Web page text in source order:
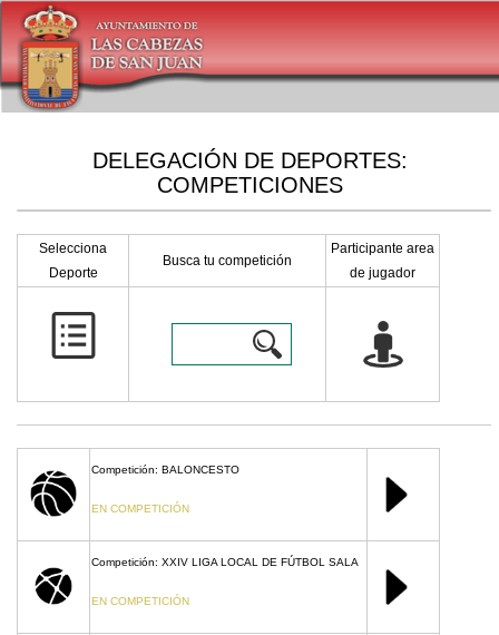
DELEGACIÓN DE DEPORTES:
COMPETICIONES
Selecciona
Deporte
Busca tu competición
Participante area
de jugador
Competición: BALONCESTO
EN COMPETICIÓN
Competición: XXIV LIGA LOCAL DE FÚTBOL SALA
EN COMPETICIÓN